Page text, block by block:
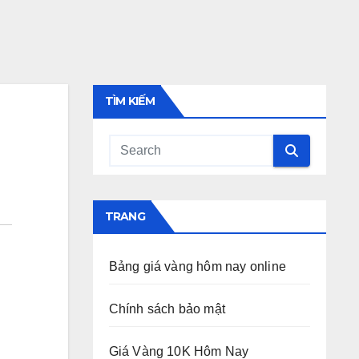
TÌM KIẾM
TRANG
Bảng giá vàng hôm nay online
Chính sách bảo mật
Giá Vàng 10K Hôm Nay